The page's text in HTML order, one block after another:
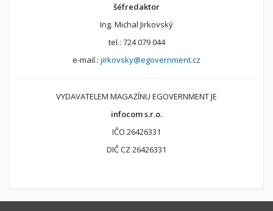
šéfredaktor
Ing. Michal Jirkovský
tel.: 724 079 044
e-mail.: jirkovsky@egovernment.cz
VYDAVATELEM MAGAZÍNU EGOVERNMENT JE
infocom s.r.o.
IČO 26426331
DIČ CZ 26426331